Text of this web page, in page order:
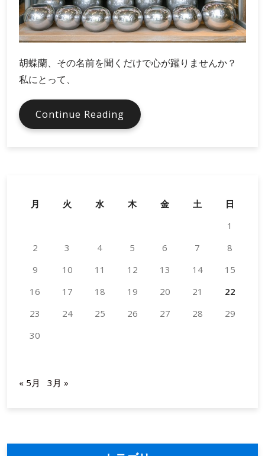
胡蝶蘭、その名前を聞くだけで心が躍りませんか？
私にとって、
Continue Reading
蝶
方
方
で：
プ
秘
月 火 水 木 金 土
日
1
2
3 4 5 6 7
8
9
10 11 12 13 14
15
16
17 18 19 20 21
22
23
24 25 26 27 28
29
30
« 5月 3月 »